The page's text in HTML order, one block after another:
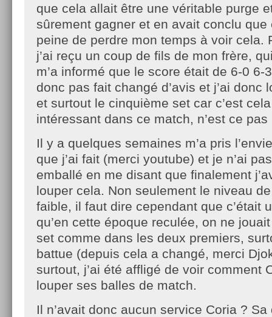
que cela allait être une véritable purge
sûrement gagner et en avait conclu que
peine de perdre mon temps à voir cela.
j’ai reçu un coup de fils de mon frère,
m’a informé que le score était de 6-0 6-
donc pas fait changé d’avis et j’ai donc
et surtout le cinquième set car c’est
intéressant dans ce match, n’est ce
Il y a quelques semaines m’a pris
que j’ai fait (merci youtube) et je n’ai
emballé en me disant que finalement
louper cela. Non seulement le niveau de
faible, il faut dire cependant que c’était
qu’en cette époque reculée, on ne
set comme dans les deux premiers,
battue (depuis cela a changé, merci
surtout, j’ai été affligé de voir comment
louper ses balles de match.
Il n’avait donc aucun service Coria ?